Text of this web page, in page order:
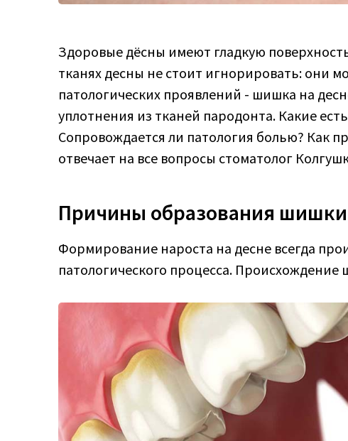
Здоровые дёсны имеют гладкую
тканях десны не стоит игнорировать: они
патологических проявлений - шишка на
уплотнения из тканей пародонта. Какие
Сопровождается ли патология болью? Как
отвечает на все вопросы стоматолог
Причины образования шишки
Формирование нароста на десне всегда
патологического процесса.